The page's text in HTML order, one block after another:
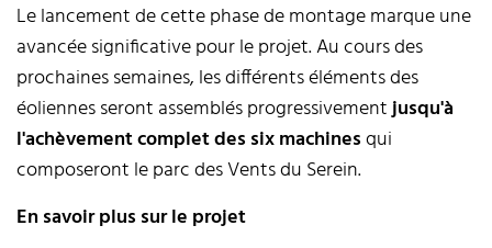
Le lancement de cette phase de montage marque une
avancée significative pour le projet. Au cours des
prochaines semaines, les différents éléments des
éoliennes seront assemblés progressivementjusqu'à
l'achèvement complet des six machinesqui
composeront le parc des Vents du Serein.
En savoir plus sur le projet